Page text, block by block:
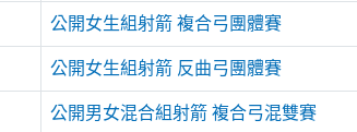
公開女生組射箭 複合弓團體賽
公開女生組射箭 反曲弓團體賽
公開男女混合組射箭 複合弓混雙賽